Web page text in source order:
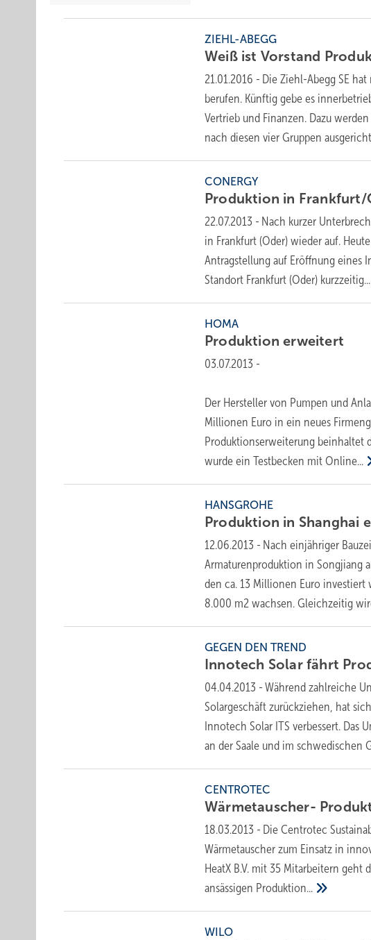
ZIEHL-ABEGG
Weiß ist Vorstand
21.01.2016 - Die Ziehl-Abegg SE
berufen. Künftig gebe es
Vertrieb und Finanzen. Dazu
nach diesen vier Gruppen
CONERGY
Produktion in
22.07.2013 - Nach kurzer
in Frankfurt (Oder) wieder auf.
Antragstellung auf Eröffnung eines
Standort Frankfurt (Oder) kurzzeitig...
HOMA
Produktionerweitert
03.07.2013 -
Der Hersteller von Pumpen und
Millionen Euro in ein neues
Produktionserweiterung beinhaltet
wurde ein Testbecken mitOnline...
HANSGROHE
Produktion in Shanghai
12.06.2013 - Nach einjähriger
Armaturenproduktion in Songjiang
den ca. 13 Millionen Euro
8.000 m2 wachsen. Gleichzeitig
GEGEN DEN TREND
Innotech Solar fährt
04.04.2013 - Während zahlreiche
Solargeschäft zurückziehen, hat
Innotech Solar ITS verbessert. Das
an der Saale und im schwedischen
CENTROTEC
Wärmetauscher-
18.03.2013 - Die Centrotec
Wärmetauscher zum Einsatz in
HeatX B.V. mit 35 Mitarbeitern geht
ansässigen Produktion...
WILO